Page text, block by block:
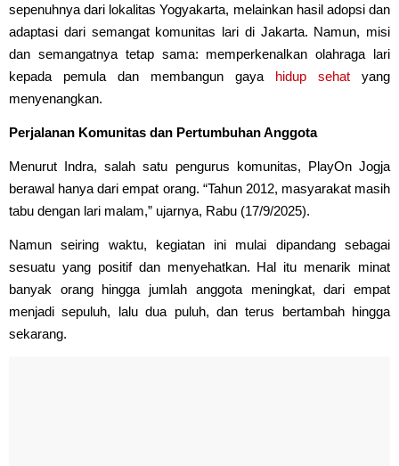
sepenuhnya dari lokalitas Yogyakarta, melainkan hasil adopsi dan
adaptasi dari semangat komunitas lari di Jakarta. Namun, misi
dan semangatnya tetap sama: memperkenalkan olahraga lari
kepada pemula dan membangun gaya hidup sehat yang
menyenangkan.
Perjalanan Komunitas dan Pertumbuhan Anggota
Menurut Indra, salah satu pengurus komunitas, PlayOn Jogja
berawal hanya dari empat orang. “Tahun 2012, masyarakat masih
tabu dengan lari malam,” ujarnya, Rabu (17/9/2025).
Namun seiring waktu, kegiatan ini mulai dipandang sebagai
sesuatu yang positif dan menyehatkan. Hal itu menarik minat
banyak orang hingga jumlah anggota meningkat, dari empat
menjadi sepuluh, lalu dua puluh, dan terus bertambah hingga
sekarang.